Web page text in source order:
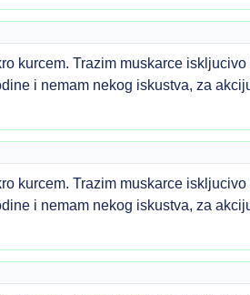
kurcem. Trazim muskarce iskljucivo
i nemam nekog iskustva, za
kurcem. Trazim muskarce iskljucivo
i nemam nekog iskustva, za